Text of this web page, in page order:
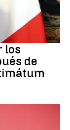
los
de